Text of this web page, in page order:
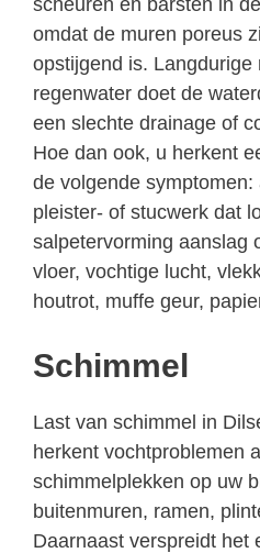
omdat de muren poreus
opstijgend is. Langdurige
regenwater doet de
een slechte drainage of
Hoe dan ook, u herkent
de volgende
pleister- of stucwerk dat
salpetervorming aanslag
vloer, vochtige lucht,
houtrot, muffe geur,
Schimmel
Last van schimmel in
herkent vochtproblemen
schimmelplekken op uw
buitenmuren, ramen,
Daarnaast verspreidt het